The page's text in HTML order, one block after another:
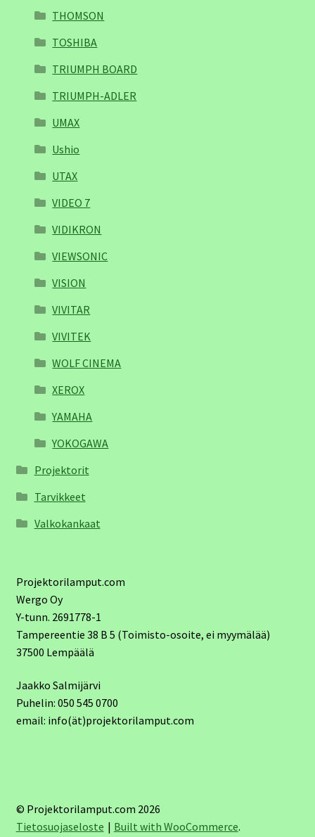
THOMSON
TOSHIBA
TRIUMPH BOARD
TRIUMPH-ADLER
UMAX
Ushio
UTAX
VIDEO 7
VIDIKRON
VIEWSONIC
VISION
VIVITAR
VIVITEK
WOLF CINEMA
XEROX
YAMAHA
YOKOGAWA
Projektorit
Tarvikkeet
Valkokankaat
Projektorilamput.com
Wergo Oy
Y-tunn. 2691778-1
Tampereentie 38 B 5 (Toimisto-osoite, ei myymälää)
37500 Lempäälä
Jaakko Salmijärvi
Puhelin: 050 545 0700
email: info(ät)projektorilamput.com
© Projektorilamput.com 2026
Tietosuojaseloste
Built with WooCommerce.